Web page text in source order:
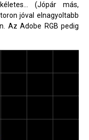
(Jópár más,
jóval elnagyoltabb
Az Adobe RGB pedig